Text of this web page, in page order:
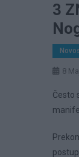
3
8
Često